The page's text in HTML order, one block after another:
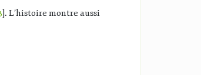
]. L’histoire montre aussi